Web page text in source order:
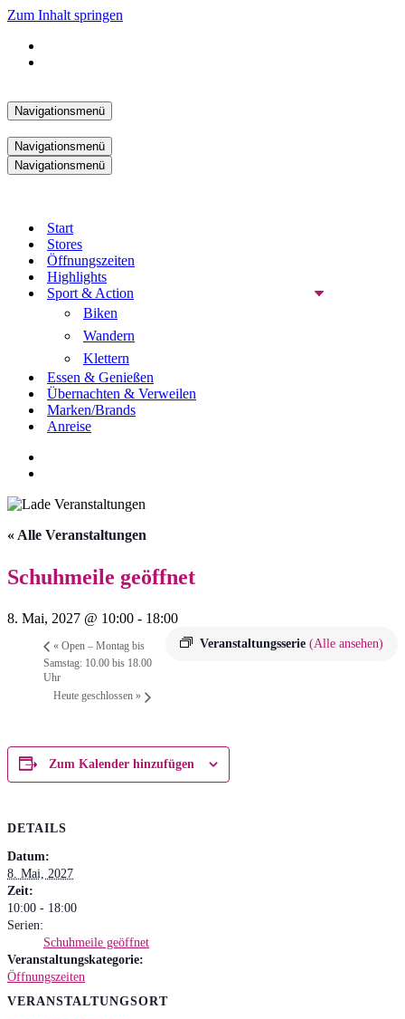
Zum Inhalt springen
Navigationsmenü
Navigationsmenü
Navigationsmenü
Start
Stores
Öffnungszeiten
Highlights
Sport & Action
Biken
Wandern
Klettern
Essen & Genießen
Übernachten & Verweilen
Marken/Brands
Anreise
« Alle Veranstaltungen
Schuhmeile geöffnet
8. Mai, 2027 @ 10:00 - 18:00
Veranstaltungsserie (Alle ansehen)
« Open – Montag bis
Samstag: 10.00 bis 18.00
Uhr
Heute geschlossen »
Zum Kalender hinzufügen
DETAILS
Datum:
8. Mai, 2027
Zeit:
10:00 - 18:00
Serien:
Schuhmeile geöffnet
Veranstaltungskategorie:
Öffnungszeiten
VERANSTALTUNGSORT